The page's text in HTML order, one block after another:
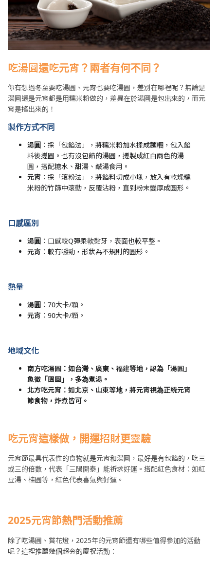
吃湯圓還吃元宵？兩者有何不同？
你有想過冬至要吃湯圓、元宵也要吃湯圓，差別在哪裡呢？無論是
湯圓還是元宵都是用糯米粉做的，差異在於湯圓是包出來的，而元
宵是搖出來的！
製作方式不同
湯圓 ：採「包餡法」，將糯米粉加水揉成麵糰，包入餡
料後搓圓。也有沒包餡的湯圓，搓製成紅白兩色的湯
圓，搭配糖水、甜湯、鹹湯食用。
元宵 ：採「滾粉法」，將餡料切成小塊，放入有乾燥糯
米粉的竹篩中滾動，反覆沾粉，直到粉末變厚成圓形。
口感區別
湯圓 ：口感較Q彈柔軟黏牙，表面也較平整。
元宵 ：較有嚼勁，形狀為不規則的圓形。
熱量
湯圓 ：70大卡/顆。
元宵 ：90大卡/顆。
地域文化
南方吃湯圓：如台灣、廣東、福建等地，認為「湯圓」
象徵「團圓」，多為煮湯。
北方吃元宵：如北京、山東等地，將元宵視為正統元宵
節食物，炸煮皆可。
吃元宵這樣做，開運招財更靈驗
元宵節最具代表性的食物就是元宵和湯圓，最好是有包餡的，吃三
或三的倍數，代表「三陽開泰」能祈求好運。搭配紅色食材：如紅
豆湯、桂圓等，紅色代表喜氣與好運。
2025元宵節熱門活動推薦
除了吃湯圓、賞花燈，2025年的元宵節還有哪些值得參加的活動
呢？這裡推薦幾個超夯的慶祝活動：